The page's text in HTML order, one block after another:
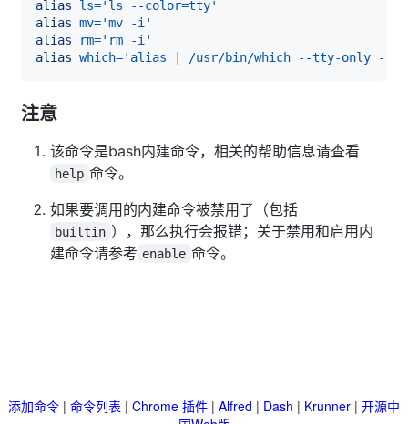
alias
ls='ls --color=tty'
alias mv='mv -i'
alias
rm='rm -i'
alias which='alias | /usr/bin/which --tty-only --
注意
该命令是bash内建命令，相关的帮助信息请查看
help 命令。
如果要调用的内建命令被禁用了（包括
builtin ），那么执行会报错；关于禁用和启用内
建命令请参考 enable 命令。
添加命令 | 命令列表 | Chrome 插件 | Alfred | Dash | Krunner | 开源中